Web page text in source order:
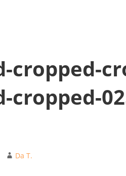
cropped-
cropped-
Da T.